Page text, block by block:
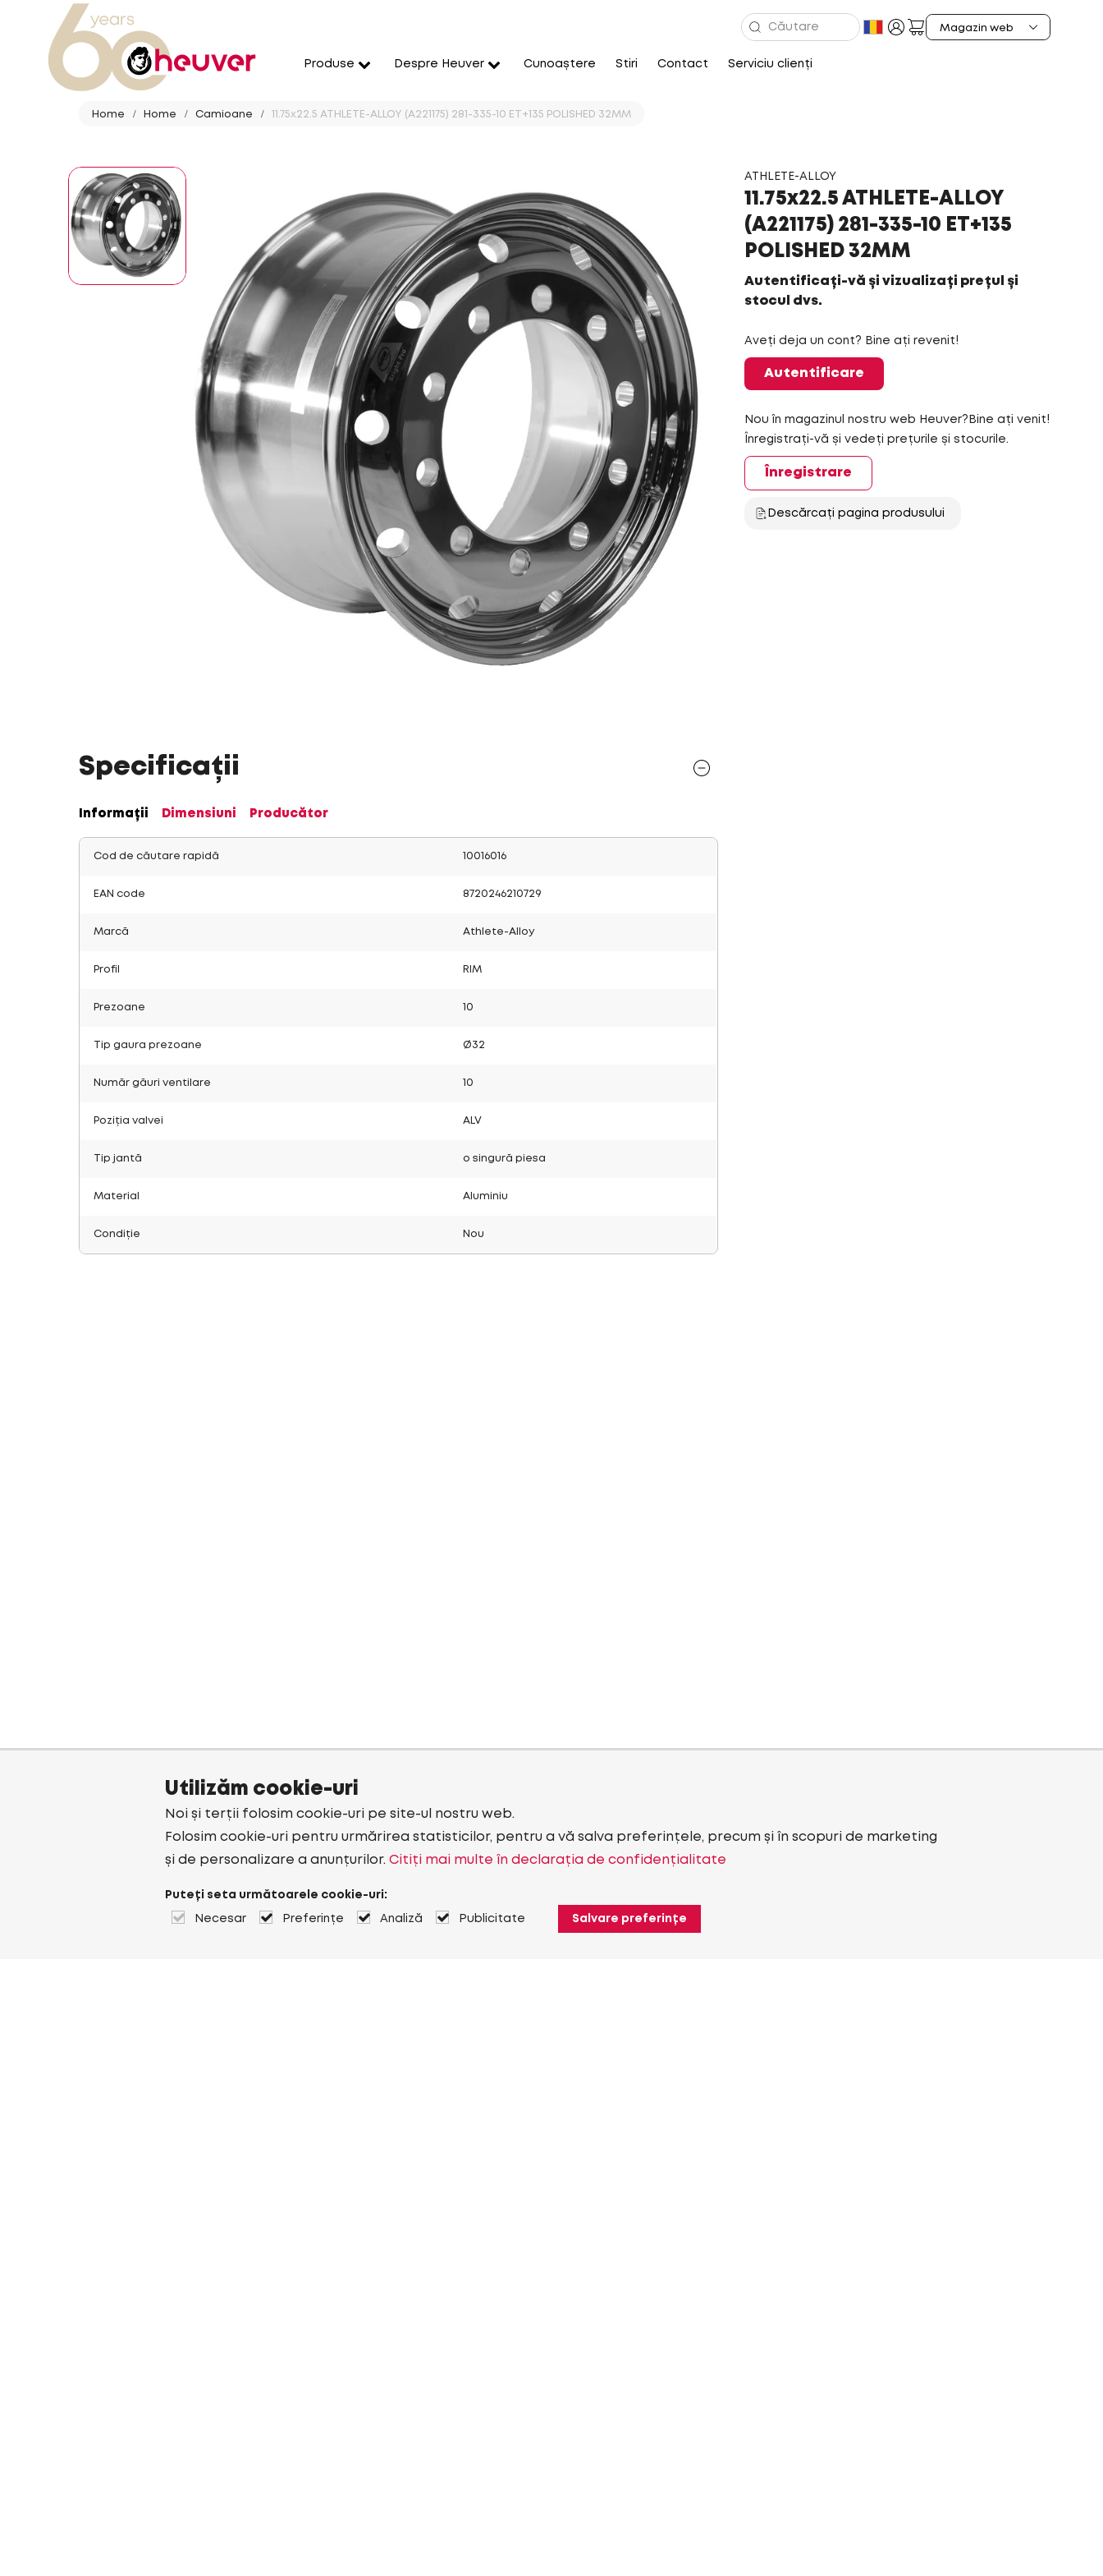
Produse Despre Heuver Cunoaștere Stiri Contact Serviciu clienți
Home Home Camioane 11.75x22.5 ATHLETE-ALLOY (A221175) 281-335-10 ET+135 POLISHED 32MM
ATHLETE-ALLOY
11.75x22.5 ATHLETE-ALLOY
(A221175) 281-335-10 ET+135
POLISHED 32MM
Autentificați-vă și vizualizați prețul și
stocul dvs.
Aveți deja un cont? Bine ați revenit!
Autentificare
Nou în magazinul nostru web Heuver?Bine ați venit!
Înregistrați-vă și vedeți prețurile și stocurile.
Înregistrare
Descărcați pagina produsului
Specificații
Informații Dimensiuni Producător
Cod de căutare rapidă 10016016
EAN code 8720246210729
Marcă Athlete-Alloy
Profil RIM
Prezoane 10
Tip gaura prezoane Ø32
Număr găuri ventilare 10
Poziția valvei ALV
Tip jantă o singură piesa
Material Aluminiu
Condiție Nou
Utilizăm cookie-uri
Noi și terții folosim cookie-uri pe site-ul nostru web.
Folosim cookie-uri pentru urmărirea statisticilor, pentru a vă salva preferințele, precum și în scopuri de marketing
și de personalizare a anunțurilor. Citiți mai multe în declarația de confidențialitate
Puteți seta următoarele cookie-uri:
Necesar Preferințe Analiză Publicitate Salvare preferințe